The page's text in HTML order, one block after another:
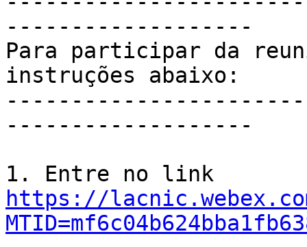
-------------------
Para participar da
instruções abaixo:
-------------------
https://